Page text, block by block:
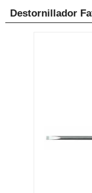
Destornillador